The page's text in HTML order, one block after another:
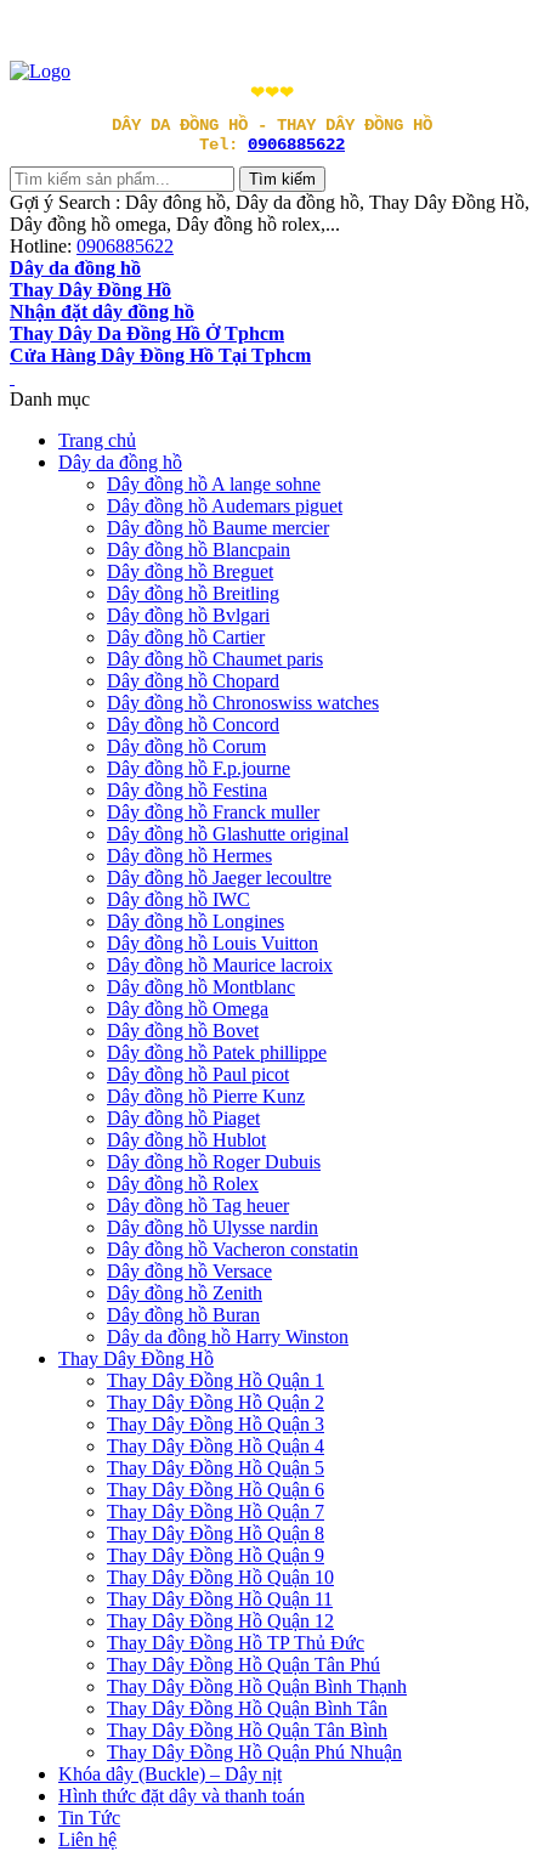
❤❤❤
DÂY DA ĐỒNG HỒ - THAY DÂY ĐỒNG HỒ
Tel: 0906885622
Gợi ý Search : Dây đông hồ, Dây da đồng hồ, Thay Dây Đồng Hồ,
Dây đồng hồ omega, Dây đồng hồ rolex,...
Hotline: 0906885622
Dây da đồng hồ
Thay Dây Đồng Hồ
Nhận đặt dây đồng hồ
Thay Dây Da Đồng Hồ Ở Tphcm
Cửa Hàng Dây Đồng Hồ Tại Tphcm
Danh mục
Trang chủ
Dây da đồng hồ
Dây đồng hồ A lange sohne
Dây đồng hồ Audemars piguet
Dây đồng hồ Baume mercier
Dây đồng hồ Blancpain
Dây đồng hồ Breguet
Dây đồng hồ Breitling
Dây đồng hồ Bvlgari
Dây đồng hồ Cartier
Dây đồng hồ Chaumet paris
Dây đồng hồ Chopard
Dây đồng hồ Chronoswiss watches
Dây đồng hồ Concord
Dây đồng hồ Corum
Dây đồng hồ F.p.journe
Dây đồng hồ Festina
Dây đồng hồ Franck muller
Dây đồng hồ Glashutte original
Dây đồng hồ Hermes
Dây đồng hồ Jaeger lecoultre
Dây đồng hồ IWC
Dây đồng hồ Longines
Dây đồng hồ Louis Vuitton
Dây đồng hồ Maurice lacroix
Dây đồng hồ Montblanc
Dây đồng hồ Omega
Dây đồng hồ Bovet
Dây đồng hồ Patek phillippe
Dây đồng hồ Paul picot
Dây đồng hồ Pierre Kunz
Dây đồng hồ Piaget
Dây đồng hồ Hublot
Dây đồng hồ Roger Dubuis
Dây đồng hồ Rolex
Dây đồng hồ Tag heuer
Dây đồng hồ Ulysse nardin
Dây đồng hồ Vacheron constatin
Dây đồng hồ Versace
Dây đồng hồ Zenith
Dây đồng hồ Buran
Dây da đồng hồ Harry Winston
Thay Dây Đồng Hồ
Thay Dây Đồng Hồ Quận 1
Thay Dây Đồng Hồ Quận 2
Thay Dây Đồng Hồ Quận 3
Thay Dây Đồng Hồ Quận 4
Thay Dây Đồng Hồ Quận 5
Thay Dây Đồng Hồ Quận 6
Thay Dây Đồng Hồ Quận 7
Thay Dây Đồng Hồ Quận 8
Thay Dây Đồng Hồ Quận 9
Thay Dây Đồng Hồ Quận 10
Thay Dây Đồng Hồ Quận 11
Thay Dây Đồng Hồ Quận 12
Thay Dây Đồng Hồ TP Thủ Đức
Thay Dây Đồng Hồ Quận Tân Phú
Thay Dây Đồng Hồ Quận Bình Thạnh
Thay Dây Đồng Hồ Quận Bình Tân
Thay Dây Đồng Hồ Quận Tân Bình
Thay Dây Đồng Hồ Quận Phú Nhuận
Khóa dây (Buckle) – Dây nịt
Hình thức đặt dây và thanh toán
Tin Tức
Liên hệ